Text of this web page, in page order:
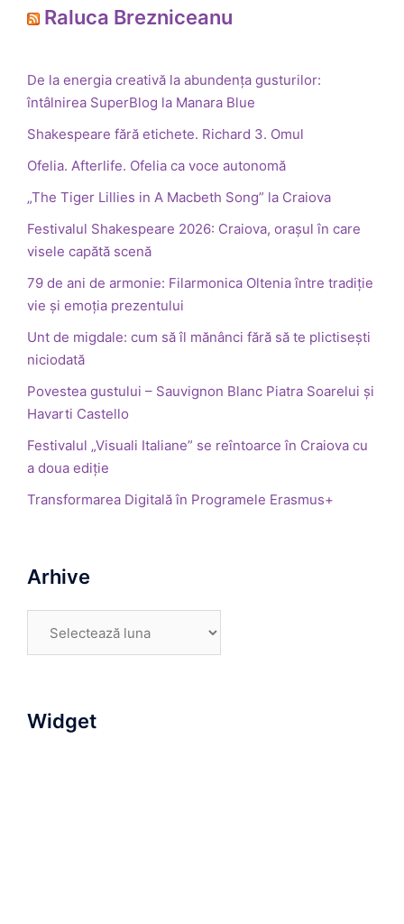
Raluca Brezniceanu
De la energia creativă la abundența gusturilor:
întâlnirea SuperBlog la Manara Blue
Shakespeare fără etichete. Richard 3. Omul
Ofelia. Afterlife. Ofelia ca voce autonomă
„The Tiger Lillies in A Macbeth Song” la Craiova
Festivalul Shakespeare 2026: Craiova, orașul în care
visele capătă scenă
79 de ani de armonie: Filarmonica Oltenia între tradiție
vie și emoția prezentului
Unt de migdale: cum să îl mănânci fără să te plictisești
niciodată
Povestea gustului – Sauvignon Blanc Piatra Soarelui și
Havarti Castello
Festivalul „Visuali Italiane” se reîntoarce în Craiova cu
a doua ediție
Transformarea Digitală în Programele Erasmus+
Arhive
Widget